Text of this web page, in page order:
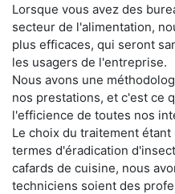
Lorsque vous avez des
secteur de l'alimentation,
plus efficaces, qui seront
les usagers de l'entreprise.
Nous avons une
nos prestations, et c'est ce
l'efficience de toutes nos
Le choix du traitement
termes d'éradication
cafards de cuisine, nous
techniciens soient des